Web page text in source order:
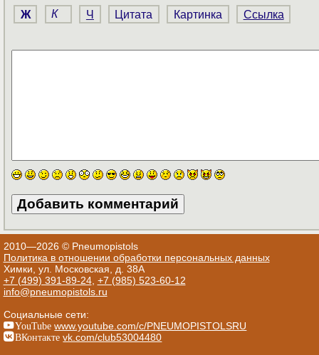
Ж К Ч Цитата Картинка Ссылка
2010—2026 © Pneumopistols
Политика в отношении обработки персональных данных
Химки, ул. Московская, д. 38А
+7 (499) 391-89-24, +7 (985) 523-60-12
info@pneumopistols.ru
Социальные сети:
YouTube www.youtube.com/c/PNEUMOPISTOLSRU
ВКонтакте vk.com/club53004480